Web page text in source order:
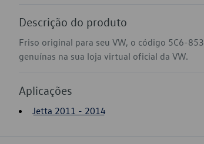
Descrição do produto
Friso original para seu VW, o código 5C6-
genuínas na sua loja virtual oficial da VW.
Aplicações
Jetta 2011 - 2014